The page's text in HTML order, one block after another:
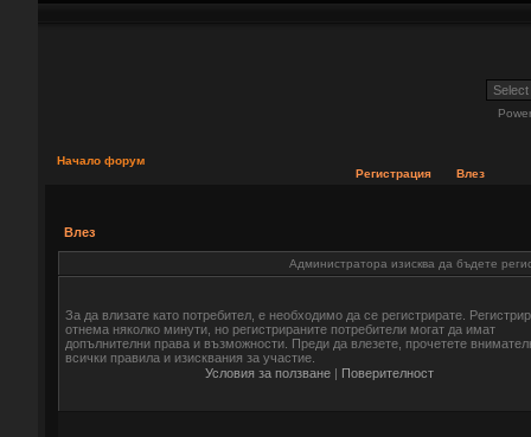
Начало форум
Регистрация
Влез
Влез
Администратора изисква да бъдете
За да влизате като потребител, е необходимо да се регистрирате.
отнема няколко минути, но регистрираните потребители могат да имат
допълнителни права и възможности. Преди да влезете, прочетете
всички правила и изисквания за участие.
Условия за ползване | Поверителност